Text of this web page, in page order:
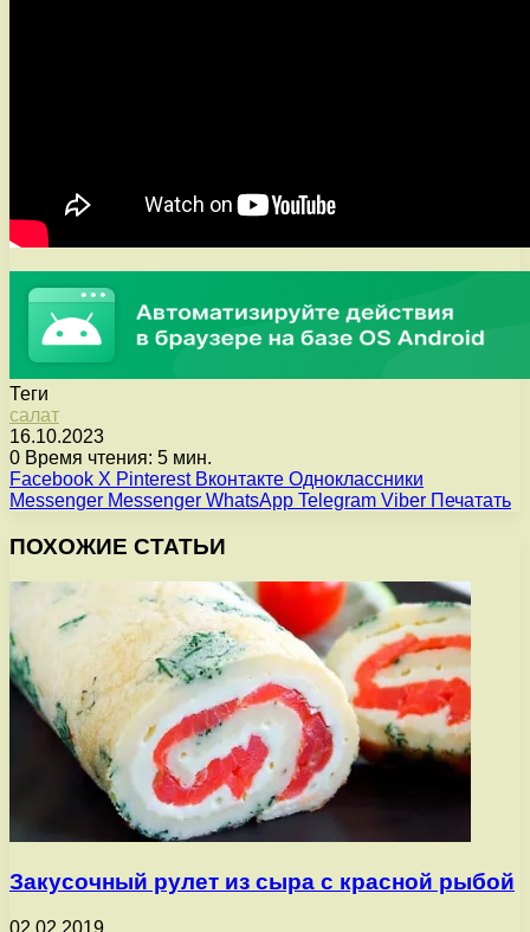
Теги
салат
16.10.2023
0 Время чтения: 5 мин.
Facebook X Pinterest Вконтакте Одноклассники
Messenger Messenger WhatsApp Telegram Viber Печатать
ПОХОЖИЕ СТАТЬИ
Закусочный рулет из сыра с красной рыбой
02.02.2019